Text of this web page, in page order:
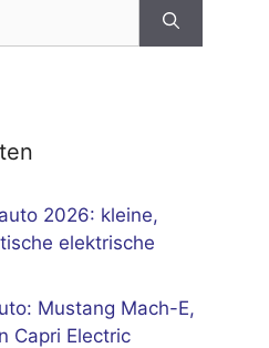
2026: kleine,
elektrische
Mustang Mach-E,
Capri Electric